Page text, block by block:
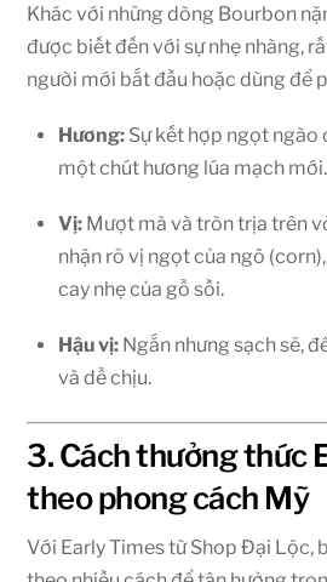
Khác với những dòng Bourbon
được biết đến với sự nhẹ nhàng,
người mới bắt đầu hoặc dùng để
Hương: Sự kết hợp ngọt ngào
một chút hương lúa mạch mới.
Vị: Mượt mà và tròn trịa trên
nhận rõ vị ngọt của ngô
cay nhẹ của gỗ sồi.
Hậu vị: Ngắn nhưng sạch sẽ,
và dễ chịu.
3. Cách thưởng thức
theo phong cách Mỹ
Với Early Times từ Shop Đại Lộc,